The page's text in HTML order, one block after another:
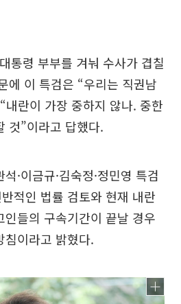
통령 부부를 겨눠 수사가 겹칠
에 이 특검은 “우리는 직권남
내란이 가장 중하지 않나. 중한
것”이라고 답했다.
·이금규·김숙정·정민영 특검
적인 법률 검토와 현재 내란
들의 구속기간이 끝날 경우
침이라고 밝혔다.